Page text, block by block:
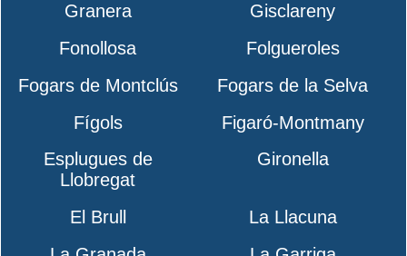
Granera
Gisclareny
Fonollosa
Folgueroles
Fogars de Montclús
Fogars de la Selva
Fígols
Figaró-Montmany
Esplugues de
Llobregat
Gironella
El Brull
La Llacuna